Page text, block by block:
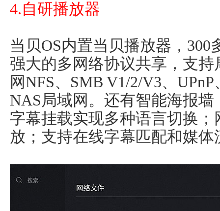
4.自研播放器
当贝OS内置当贝播放器，
强大的多网络协议共享，支
网NFS、SMB V1/2/V3、
NAS局域网。还有智能海报
字幕挂载实现多种语言切换
放；支持在线字幕匹配和媒体